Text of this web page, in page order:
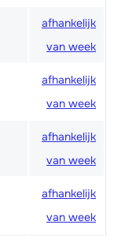
afhankelijk
van week
afhankelijk
van week
afhankelijk
van week
afhankelijk
van week